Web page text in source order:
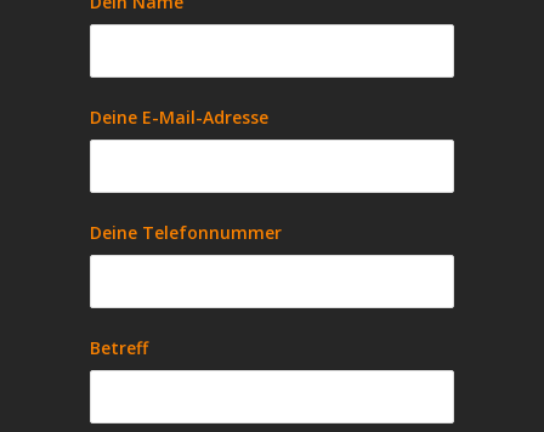
Deine E-Mail-Adresse
Deine Telefonnummer
Betreff